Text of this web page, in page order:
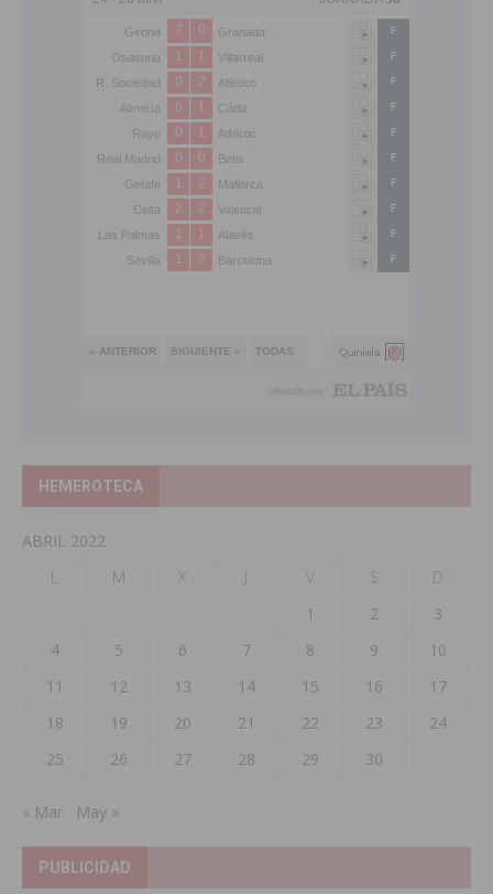
HEMEROTECA
ABRIL 2022
L
M X J V S
D
1
2
3
4
5 6 7 8 9
10
11
12 13 14 15 16
17
18
19 20 21 22 23
24
25
26 27 28 29 30
« Mar May »
PUBLICIDAD